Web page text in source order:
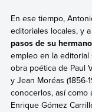
En ese tiempo,
editoriales locales, y
pasos de su
empleo en la
obra poética de Paul
y Jean Moréas
conocerlos, así como
Enrique Gómez